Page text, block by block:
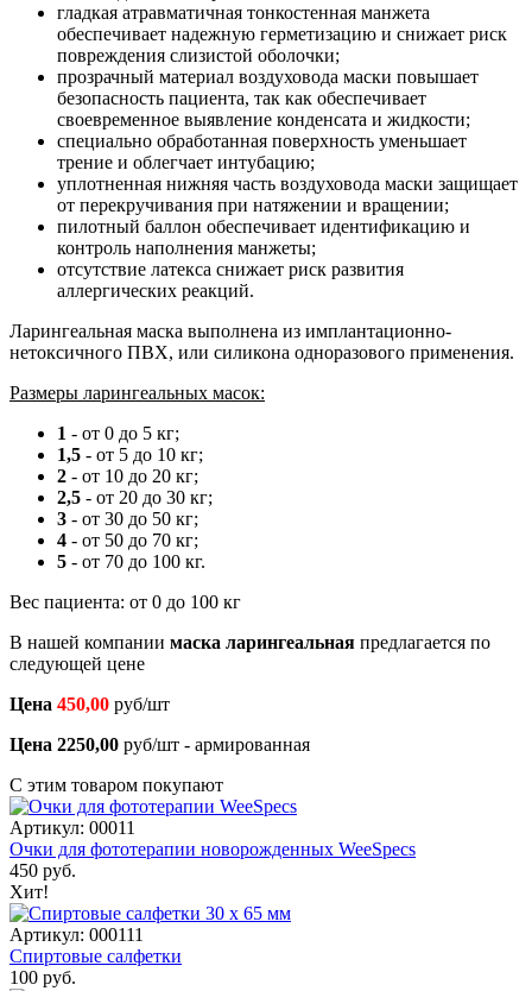
гладкая атравматичная тонкостенная манжета
обеспечивает надежную герметизацию и снижает риск
повреждения слизистой оболочки;
прозрачный материал воздуховода маски повышает
безопасность пациента, так как обеспечивает
своевременное выявление конденсата и жидкости;
специально обработанная поверхность уменьшает
трение и облегчает интубацию;
уплотненная нижняя часть воздуховода маски защищает
от перекручивания при натяжении и вращении;
пилотный баллон обеспечивает идентификацию и
контроль наполнения манжеты;
отсутствие латекса снижает риск развития
аллергических реакций.
Ларингеальная маска выполнена из имплантационно-
нетоксичного ПВХ, или силикона одноразового применения.
Размеры ларингеальных масок:
1 - от 0 до 5 кг;
1,5 - от 5 до 10 кг;
2 - от 10 до 20 кг;
2,5 - от 20 до 30 кг;
3 - от 30 до 50 кг;
4 - от 50 до 70 кг;
5 - от 70 до 100 кг.
Вес пациента: от 0 до 100 кг
В нашей компании маска ларингеальная предлагается по
следующей цене
Цена 450,00 руб/шт
Цена 2250,00 руб/шт - армированная
С этим товаром покупают
Артикул: 00011
Очки для фототерапии новорожденных WeeSpecs
450 руб.
Хит!
Артикул: 000111
Спиртовые салфетки
100 руб.